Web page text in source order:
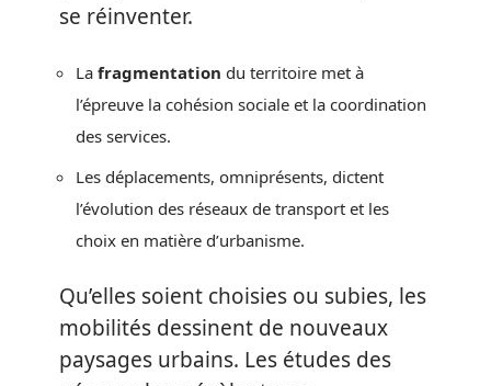
se réinventer.
La fragmentation du territoire met à
l’épreuve la cohésion sociale et la coordination
des services.
Les déplacements, omniprésents, dictent
l’évolution des réseaux de transport et les
choix en matière d’urbanisme.
Qu’elles soient choisies ou subies, les
mobilités dessinent de nouveaux
paysages urbains. Les études des